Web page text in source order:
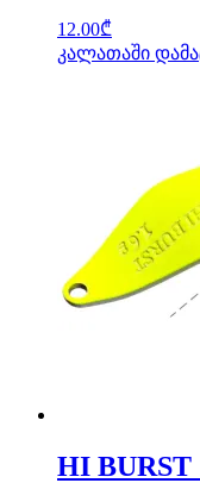
12.00₾
კალათაში
HI